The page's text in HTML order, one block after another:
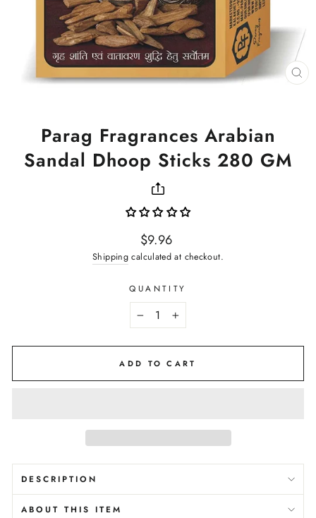
Parag Fragrances Arabian
Sandal Dhoop Sticks 280 GM
Regular
price
$9.96
Shipping calculated at checkout.
QUANTITY
+
ADD TO CART
DESCRIPTION
ABOUT THIS ITEM